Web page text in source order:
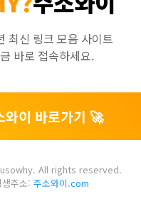
최신 링크 모음 사이트
바로 접속하세요.
와이 바로가기 🚀
All rights reserved.
주소: 주소와이.com